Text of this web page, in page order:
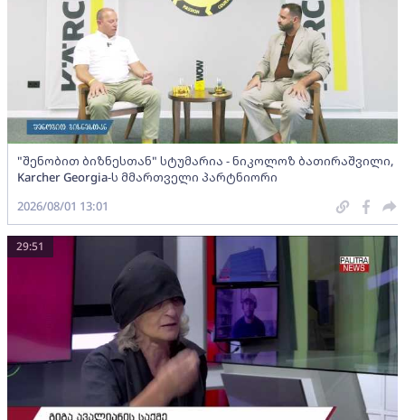
"შენობით ბიზნესთან" სტუმარია - ნიკოლოზ ბათირაშვილი,
Karcher Georgia-ს მმართველი პარტნიორი
2026/08/01 13:01
29:51